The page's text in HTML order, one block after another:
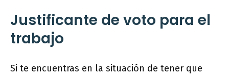
Justificante de voto para el
trabajo
Si te encuentras en la situación de tener que